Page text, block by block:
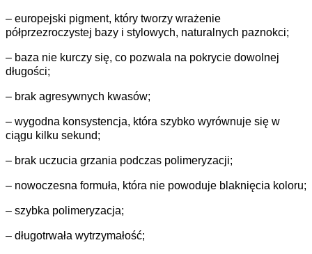
– europejski pigment, który tworzy wrażenie
półprzezroczystej bazy i stylowych, naturalnych paznokci;
– baza nie kurczy się, co pozwala na pokrycie dowolnej
długości;
– brak agresywnych kwasów;
– wygodna konsystencja, która szybko wyrównuje się w
ciągu kilku sekund;
– brak uczucia grzania podczas polimeryzacji;
– nowoczesna formuła, która nie powoduje blaknięcia koloru;
– szybka polimeryzacja;
– długotrwała wytrzymałość;